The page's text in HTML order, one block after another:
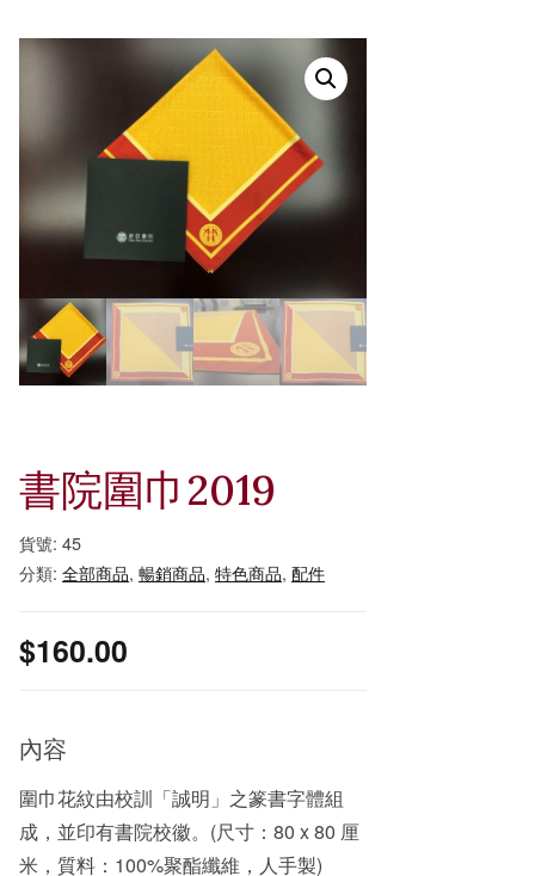
書院圍巾2019
貨號: 45
分類: 全部商品, 暢銷商品, 特色商品, 配件
$160.00
內容
圍巾花紋由校訓「誠明」之篆書字體組
成，並印有書院校徽。(尺寸：80 x 80 厘
米，質料：100%聚酯纖維，人手製)